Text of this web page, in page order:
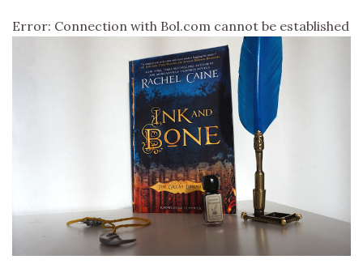
Error: Connection with Bol.com cannot be established